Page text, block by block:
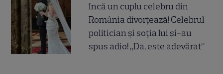
încă un cuplu celebru din
România divorțează! Celebrul
politician și soția lui și-au
spus adio! „Da, este adevărat”